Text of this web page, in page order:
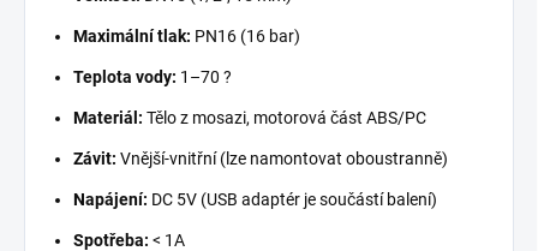
Maximální tlak: PN16 (16 bar)
Teplota vody: 1–70 ?
Materiál: Tělo z mosazi, motorová část ABS/PC
Závit: Vnější-vnitřní (lze namontovat oboustranně)
Napájení: DC 5V (USB adaptér je součástí balení)
Spotřeba: < 1A